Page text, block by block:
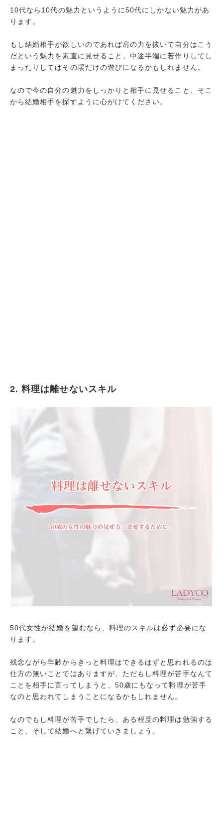
10代なら10代の魅力というように50代にしかない魅力があ
ります。
もし結婚相手が欲しいのであれば肩の力を抜いて自分はこう
だという魅力を素直に見せること、中途半端に若作りしてし
まったりしてはその場だけの遊びになるかもしれません。
なので今の自分の魅力をしっかりと相手に見せること、そこ
から結婚相手を探すように心がけてください。
2. 料理は離せないスキル
50代女性が結婚を望むなら、料理のスキルは必ず必要にな
ります。
残念ながら年齢からきっと料理はできるはずと思われるのは
仕方の無いことではありますが、ただもし料理が苦手なんて
ことを相手に言ってしまうと、50歳にもなって料理が苦手
なのと思われてしまうことになるかもしれません。
なのでもし料理が苦手でしたら、ある程度の料理は勉強する
こと、そして結婚へと繋げていきましょう。